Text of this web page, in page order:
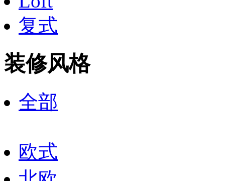
复式
装修风格
全部
欧式